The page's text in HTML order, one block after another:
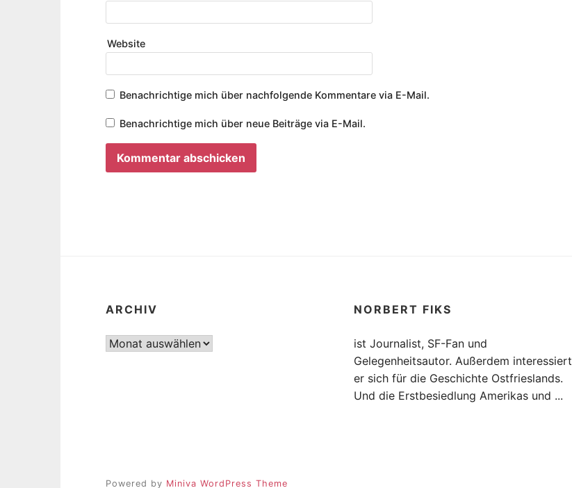
Website
Benachrichtige mich über nachfolgende Kommentare via E-Mail.
Benachrichtige mich über neue Beiträge via E-Mail.
ARCHIV
Archiv
NORBERT FIKS
ist Journalist, SF-Fan und
Gelegenheitsautor. Außerdem interessiert
er sich für die Geschichte Ostfrieslands.
Und die Erstbesiedlung Amerikas und ...
Powered by Miniva WordPress Theme